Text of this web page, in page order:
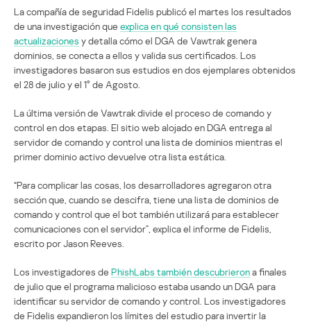
La compañía de seguridad Fidelis publicó el martes los resultados
de una investigación que explica en qué consisten las
actualizaciones y detalla cómo el DGA de Vawtrak genera
dominios, se conecta a ellos y valida sus certificados. Los
investigadores basaron sus estudios en dos ejemplares obtenidos
el 28 de julio y el 1° de Agosto.
La última versión de Vawtrak divide el proceso de comando y
control en dos etapas. El sitio web alojado en DGA entrega al
servidor de comando y control una lista de dominios mientras el
primer dominio activo devuelve otra lista estática.
“Para complicar las cosas, los desarrolladores agregaron otra
sección que, cuando se descifra, tiene una lista de dominios de
comando y control que el bot también utilizará para establecer
comunicaciones con el servidor”, explica el informe de Fidelis,
escrito por Jason Reeves.
Los investigadores de PhishLabs también descubrierona finales
de julio que el programa malicioso estaba usando un DGA para
identificar su servidor de comando y control. Los investigadores
de Fidelis expandieron los límites del estudio para invertir la